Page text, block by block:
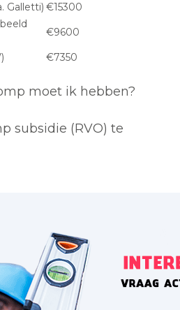
Galletti) €15300
€9600
€7350
moet ik hebben?
subsidie (RVO) te